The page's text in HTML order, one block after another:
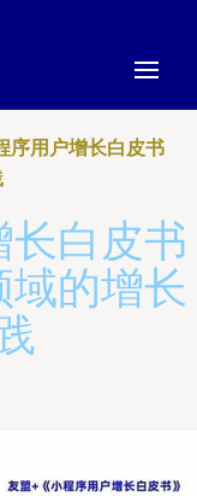
序用户增长白皮书
白皮书
的增长